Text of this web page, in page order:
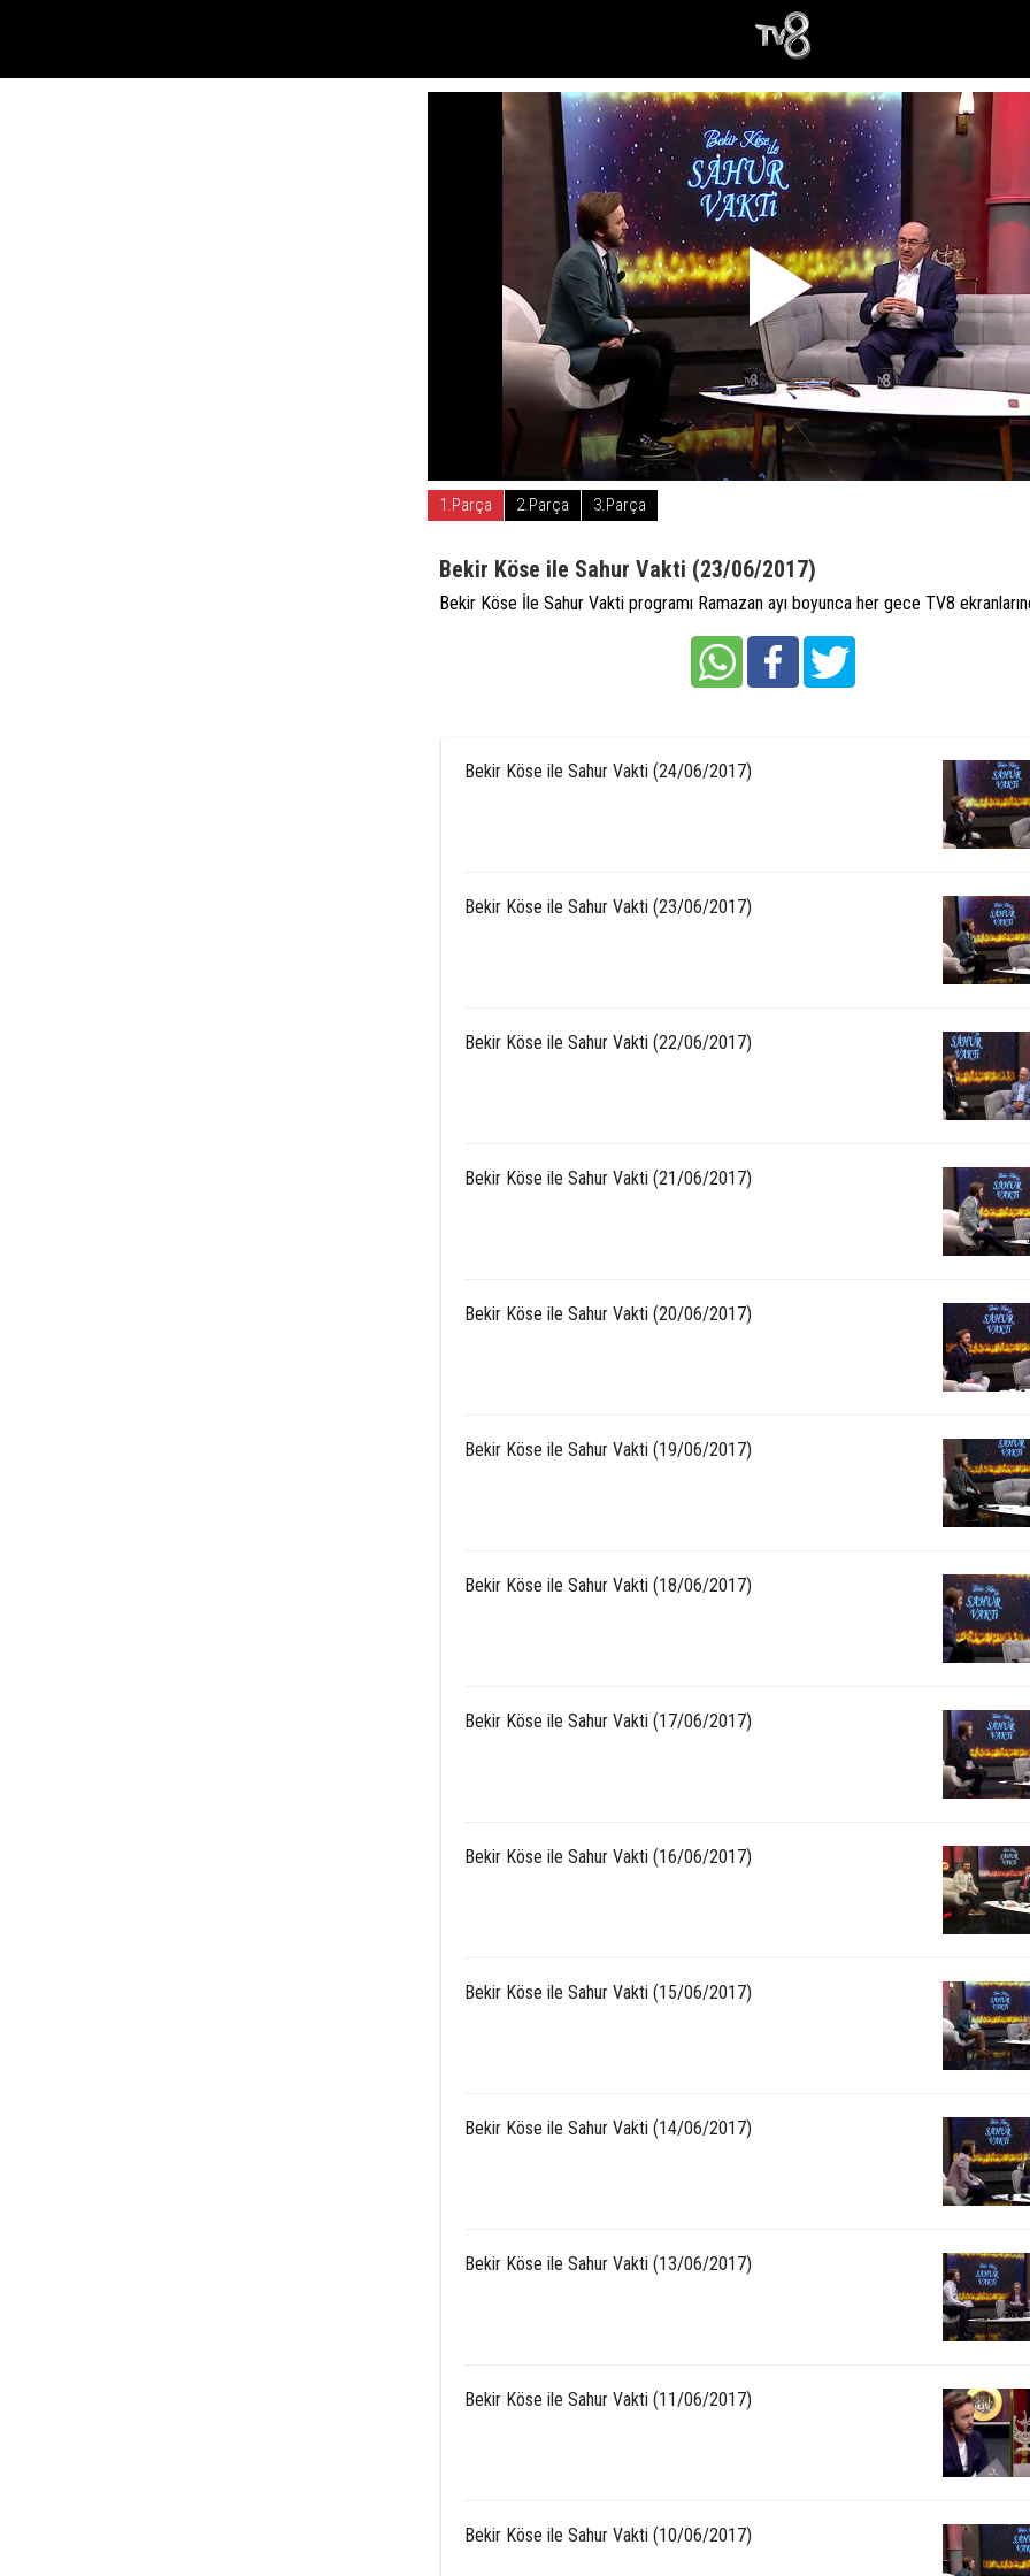
1.Parça 2.Parça 3.Parça
Bekir Köse ile Sahur Vakti (23/06/2017)
Bekir Köse İle Sahur Vakti programı Ramazan ayı boyunca her gece TV8
Bekir Köse ile Sahur Vakti (24/06/2017)
Bekir Köse ile Sahur Vakti (23/06/2017)
Bekir Köse ile Sahur Vakti (22/06/2017)
Bekir Köse ile Sahur Vakti (21/06/2017)
Bekir Köse ile Sahur Vakti (20/06/2017)
Bekir Köse ile Sahur Vakti (19/06/2017)
Bekir Köse ile Sahur Vakti (18/06/2017)
Bekir Köse ile Sahur Vakti (17/06/2017)
Bekir Köse ile Sahur Vakti (16/06/2017)
Bekir Köse ile Sahur Vakti (15/06/2017)
Bekir Köse ile Sahur Vakti (14/06/2017)
Bekir Köse ile Sahur Vakti (13/06/2017)
Bekir Köse ile Sahur Vakti (11/06/2017)
Bekir Köse ile Sahur Vakti (10/06/2017)